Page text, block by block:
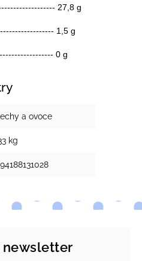
27,8 g
1,5 g
0 g
a ovoce
kg
newsletter